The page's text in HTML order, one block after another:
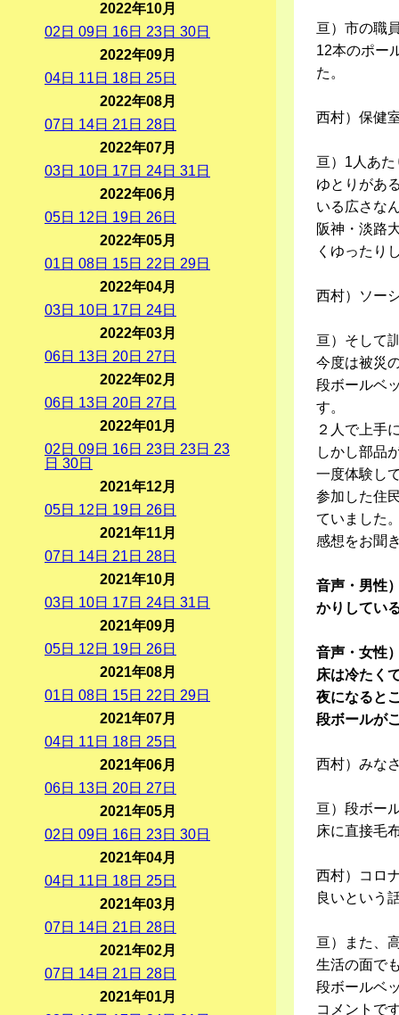
亘）市の職
12本のポー
た。
西村）保健
亘）1人あ
ゆとりがあ
いる広さな
阪神・淡路
くゆったり
西村）ソー
亘）そして
今度は被災
段ボールベ
す。
２人で上手
しかし部品
一度体験し
参加した住
ていました
感想をお聞
音声・男性
かりしてい
音声・女性
床は冷たく
夜になると
段ボールが
西村）みな
亘）段ボー
床に直接毛
西村）コロ
良いという
亘）また、
生活の面で
段ボールベ
コメントで
2022年10月
02 日 09日 16日 23日 30日
2022年09月
04日 11 日 18日 25日
2022年08月
07日 14日 21 日 28日
2022年07月
03日 10日 17日 24日 31 日
2022年06月
05日 12 日 19日 26日
2022年05月
01 日 08日 15日 22 日 29日
2022年04月
03日 10日 17日 24日
2022年03月
06日 13日 20日 27日
2022年02月
06日 13日 20日 27日
2022年01月
02 日 09日 16日 23日 23日 23
日 30日
2021年12月
05日 12 日 19日 26日
2021年11月
07日 14日 21 日 28日
2021年10月
03日 10日 17日 24日 31 日
2021年09月
05日 12 日 19日 26日
2021年08月
01 日 08日 15日 22 日 29日
2021年07月
04日 11 日 18日 25日
2021年06月
06日 13日 20日 27日
2021年05月
02 日 09日 16日 23日 30日
2021年04月
04日 11 日 18日 25日
2021年03月
07日 14日 21 日 28日
2021年02月
07日 14日 21 日 28日
2021年01月